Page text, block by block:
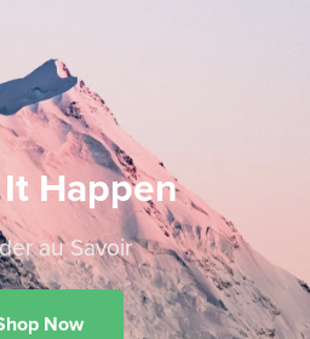
Happen
au Savoir
Now